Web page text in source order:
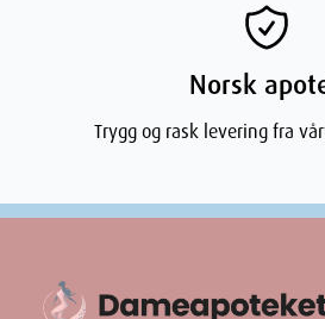
Norsk
Trygg og rask levering fra